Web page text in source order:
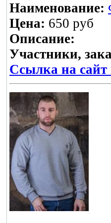
Наименование:
Цена: 650 руб
Описание:
Участники,
Ссылка на